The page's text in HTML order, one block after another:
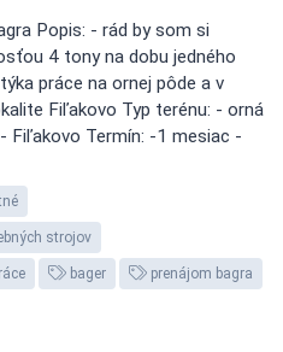
Popis: - rád by som si
4 tony na dobu jedného
práce na ornej pôde a v
Fiľakovo Typ terénu: - orná
Fiľakovo Termín: -1 mesiac -
strojov
bager prenájom bagra